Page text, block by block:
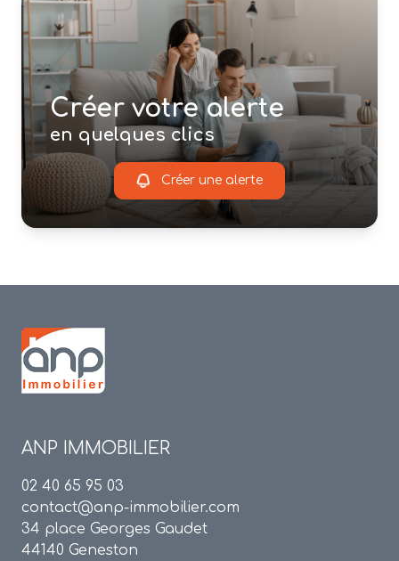
Créer votre alerte
en quelques clics
Créer une alerte
ANP IMMOBILIER
02 40 65 95 03
contact@anp-immobilier.com
34 place Georges Gaudet
44140 Geneston